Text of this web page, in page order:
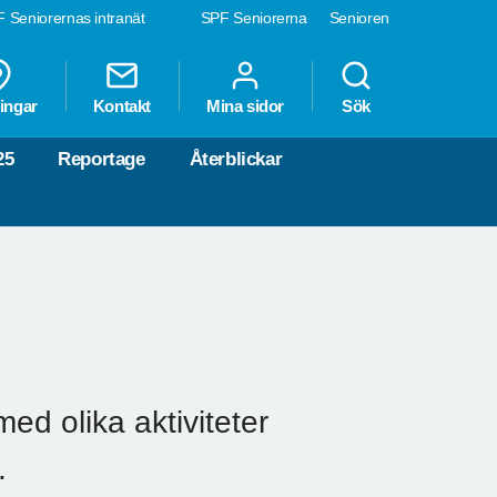
SPF Seniorerna Senioren
Seniorernas intranät
Kontakt Mina sidor Sök
Reportage Återblickar
olika aktiviteter